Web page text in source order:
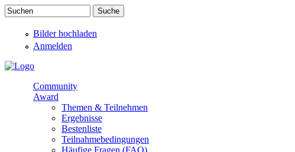
Direkt zum Inhalt
Suchen
Bilder hochladen
Anmelden
Community
Award
Themen & Teilnehmen
Ergebnisse
Bestenliste
Teilnahmebedingungen